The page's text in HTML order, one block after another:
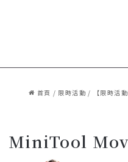
首頁 / 限時活動 / 【限時
MiniTool